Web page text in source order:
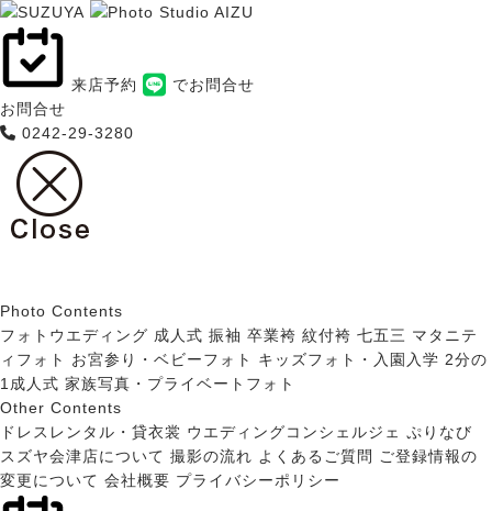
来店予約
でお問合せ
お問合せ
0242-29-3280
Photo Contents
フォトウエディング 成人式 振袖 卒業袴 紋付袴 七五三 マタニテ
ィフォト
お宮参り・ベビーフォト キッズフォト・入園入学 2分の
1成人式 家族写真・プライベートフォト
Other Contents
ドレスレンタル・貸衣裳 ウエディングコンシェルジェ ぷりなび
スズヤ会津店について 撮影の流れ よくあるご質問
ご登録情報の
変更について 会社概要 プライバシーポリシー